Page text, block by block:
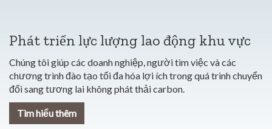
Phát triển lực lượng lao động khu vực
Chúng tôi giúp các doanh nghiệp, người tìm việc và các
chương trình đào tạo tối đa hóa lợi ích trong quá trình chuyển
đổi sang tương lai không phát thải carbon.
Tìm hiểu thêm